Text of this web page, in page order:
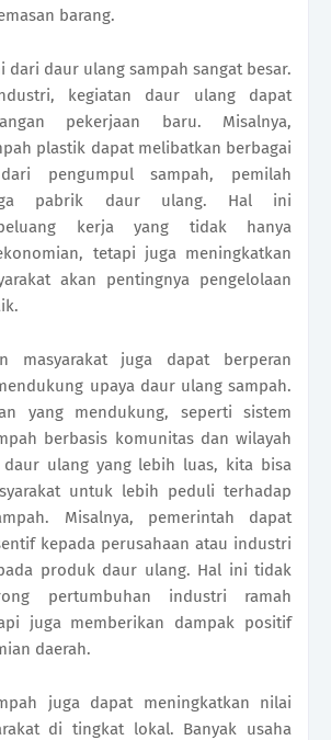
barang.
dari daur ulang sampah sangat besar.
kegiatan daur ulang dapat
pekerjaan baru. Misalnya,
plastik dapat melibatkan berbagai
pengumpul sampah, pemilah
pabrik daur ulang. Hal ini
kerja yang tidak hanya
tetapi juga meningkatkan
akan pentingnya pengelolaan
masyarakat juga dapat berperan
upaya daur ulang sampah.
yang mendukung, seperti sistem
berbasis komunitas dan wilayah
daur ulang yang lebih luas, kita bisa
untuk lebih peduli terhadap
Misalnya, pemerintah dapat
kepada perusahaan atau industri
produk daur ulang. Hal ini tidak
pertumbuhan industri ramah
juga memberikan dampak positif
daerah.
juga dapat meningkatkan nilai
di tingkat lokal. Banyak usaha